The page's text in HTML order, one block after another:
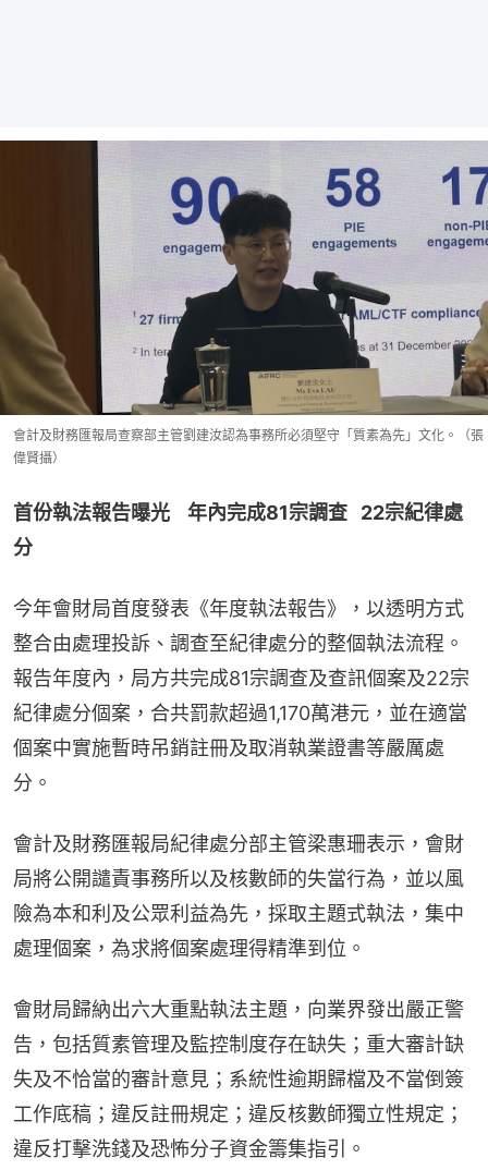
會計及財務匯報局查察部主管劉建汝認為事務所必須堅守「質素為先」文化。（張
偉賢攝）
首份執法報告曝光    年內完成81宗調查   22宗紀律處
分
今年會財局首度發表《年度執法報告》，以透明方式
整合由處理投訴、調查至紀律處分的整個執法流程。
報告年度內，局方共完成81宗調查及查訊個案及22宗
紀律處分個案，合共罰款超過1,170萬港元，並在適當
個案中實施暫時吊銷註冊及取消執業證書等嚴厲處
分。
會計及財務匯報局紀律處分部主管梁惠珊表示，會財
局將公開譴責事務所以及核數師的失當行為，並以風
險為本和利及公眾利益為先，採取主題式執法，集中
處理個案，為求將個案處理得精準到位。
會財局歸納出六大重點執法主題，向業界發出嚴正警
告，包括質素管理及監控制度存在缺失；重大審計缺
失及不恰當的審計意見；系統性逾期歸檔及不當倒簽
工作底稿；違反註冊規定；違反核數師獨立性規定；
違反打擊洗錢及恐怖分子資金籌集指引。